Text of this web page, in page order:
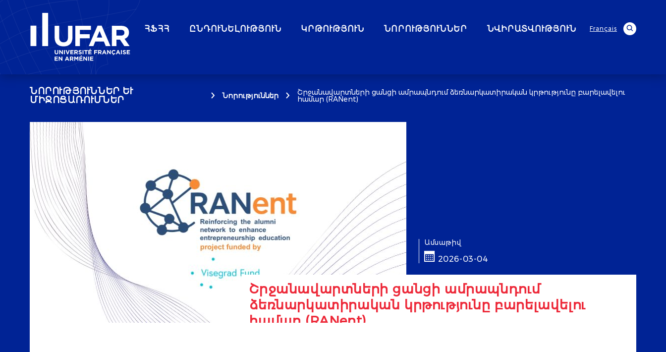
ՀՖՀՀ ԸՆԴՈՒՆԵԼՈՒԹՅՈՒՆ ԿՐԹՈՒԹՅՈՒՆ ՆՈՐՈՒԹՅՈՒՆՆԵՐ ՆՎԻՐԱՏՎՈՒԹՅՈՒՆ Français
ՆՈՐՈՒԹՅՈՒՆՆԵՐ ԵՒ Մ
ԻՋՈՑԱՌՈՒՄՆԵՐ
Նորություններ Շրջանավարտների ցանցի ամրապնդում ձեռնարկատիրական կրթությունը բարելավելու
համար (RANent)
Ամսաթիվ
2026-03-04
Շրջանավարտների ցանցի ամրապնդում
ձեռնարկատիրական կրթությունը բարելավելու
համար (RANent)